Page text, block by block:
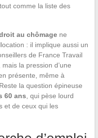
comme la liste des
au chômagene
: il implique aussi un
de France Travail
la pression d’une
présente, même à
la question épineuse
60 ans , qui pèse lourd
et de ceux qui les